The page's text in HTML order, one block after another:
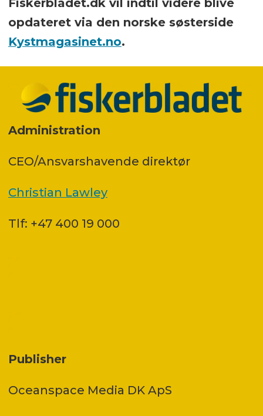
opdateret via den norske søsterside
Kystmagasinet.no.
Administration
CEO/Ansvarshavende direktør
Christian Lawley
Tlf: +47 400 19 000
Publisher
Oceanspace Media DK ApS